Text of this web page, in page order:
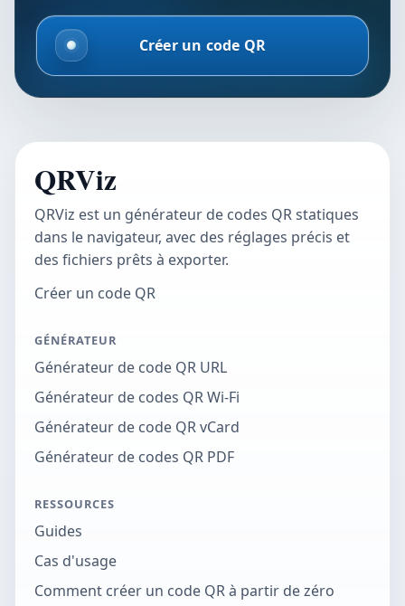
Créer un code QR
QRViz
QRViz est un générateur de codes QR statiques
dans le navigateur, avec des réglages précis et
des fichiers prêts à exporter.
Créer un code QR
GÉNÉRATEUR
Générateur de code QR URL
Générateur de codes QR Wi-Fi
Générateur de code QR vCard
Générateur de codes QR PDF
RESSOURCES
Guides
Cas d'usage
Comment créer un code QR à partir de zéro